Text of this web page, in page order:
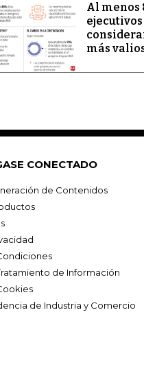
Al menos
más
CONECTADO
de Contenidos
de Información
de Industria y Comercio